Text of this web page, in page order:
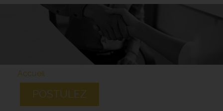
Accueil
POSTULEZ